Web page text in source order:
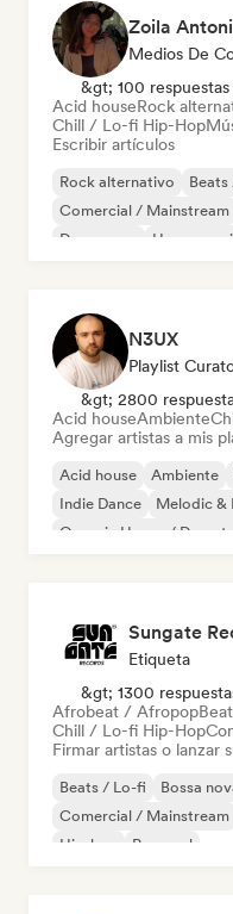
Zoila
Medios De
&gt; 100 respuestas
Acid houseRock
Chill / Lo-fi Hip-Hop
Escribir artículos
Rock alternativo
Comercial / Mainstream
Dream pop
House music
N3UX
Playlist
&gt; 2800
Acid houseAmbiente
Agregar artistas a mis
Acid house Ambiente
Indie Dance
Melodic &
Organic House /
Sungate
Etiqueta
&gt; 1300
Afrobeat / Afropop
Chill / Lo-fi Hip-Hop
Firmar artistas o lanzar
Beats / Lo-fi Bossa
Comercial / Mainstream
Hip-hop
Pop soul